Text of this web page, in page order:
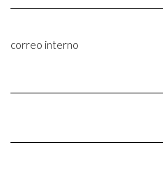
correo interno